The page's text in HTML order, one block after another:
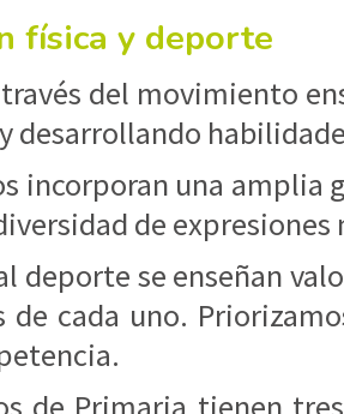
física y deporte
través del movimiento
desarrollando
incorporan una amplia
de expresiones
deporte se enseñan
de cada uno.